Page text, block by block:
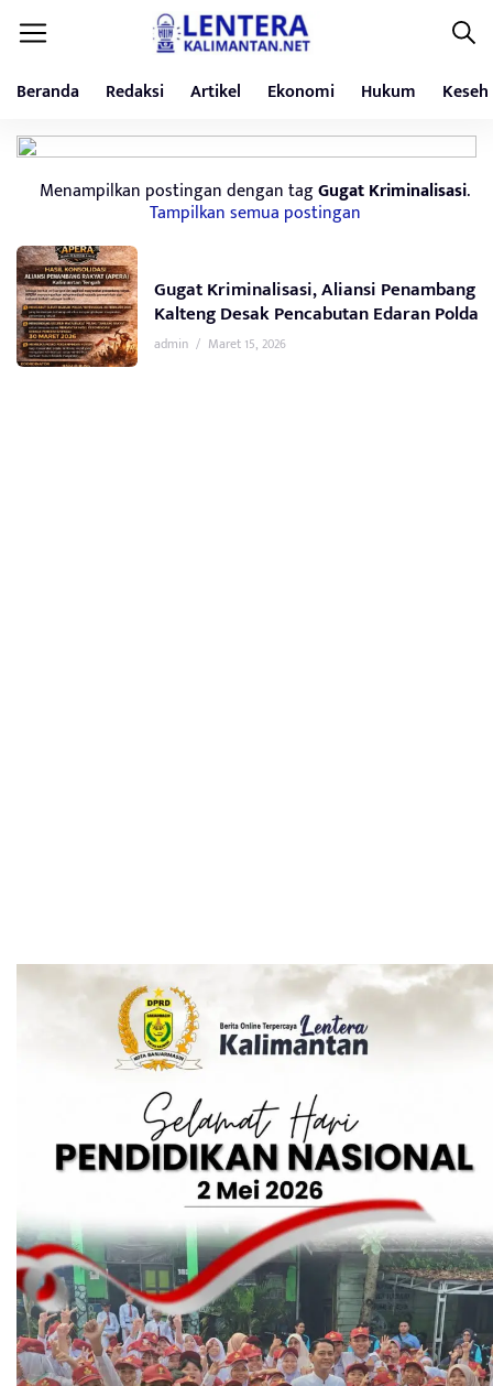
Beranda Redaksi Artikel Ekonomi Hukum
Menampilkan postingan dengan tagGugat Kriminalisasi.
Tampilkan semua postingan
Gugat Kriminalisasi, Aliansi Penambang
Kalteng Desak Pencabutan Edaran Polda
admin / Maret 15, 2026